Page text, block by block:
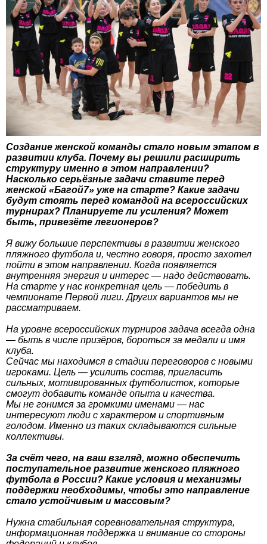
Создание женской команды стало новым этапом в
развитии клуба. Почему вы решили расширить
структуру именно в этом направлении?
Насколько серьёзные задачи ставите перед
женской «Багой7» уже на старте? Какие задачи
будут стоять перед командой на всероссийских
турнирах? Планируете ли усиления? Может
быть, привезёте легионеров?
Я вижу большие перспективы в развитии женского
пляжного футбола и, честно говоря, просто захотел
пойти в этом направлении. Когда появляется
внутренняя энергия и интерес — надо действовать.
На старте у нас конкретная цель — победить в
чемпионате Первой лиги. Других вариантов мы не
рассматриваем.
На уровне всероссийских турниров задача всегда одна
— быть в числе призёров, бороться за медали и имя
клуба.
Сейчас мы находимся в стадии переговоров с новыми
игроками. Цель — усилить состав, пригласить
сильных, мотивированных футболисток, которые
смогут добавить команде опыта и качества.
Мы не гонимся за громкими именами — нас
интересуют люди с характером и спортивным
голодом. Именно из таких складываются сильные
коллективы.
За счёт чего, на ваш взгляд, можно обеспечить
поступательное развитие женского пляжного
футбола в России? Какие условия и механизмы
поддержки необходимы, чтобы это направление
стало устойчивым и массовым?
Нужна стабильная соревновательная структура,
информационная поддержка и внимание со стороны